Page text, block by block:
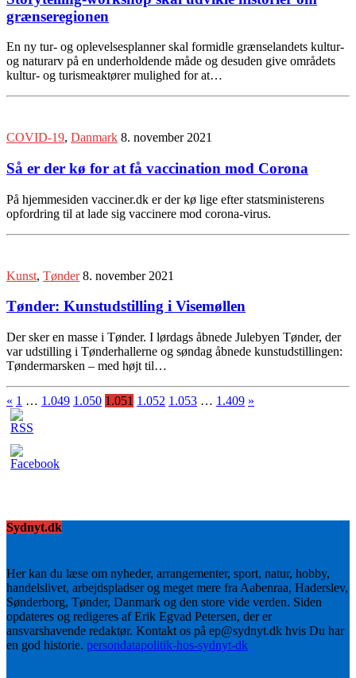
grænseregionen
En ny tur- og oplevelsesplanner skal formidle grænselandets kultur-
og naturarv på en underholdende måde og desuden give områdets
kultur- og turismeaktører mulighed for at…
COVID-19, Danmark 8. november 2021
Så er der kø for at få vaccination mod Corona
På hjemmesiden vacciner.dk er der kø lige efter statsministerens
opfordring til at lade sig vaccinere mod corona-virus.
Kunst, Tønder 8. november 2021
Tønder: Kunstudstilling i Visemøllen
Der sker en masse i Tønder. I lørdags åbnede Julebyen Tønder, der
var udstilling i Tønderhallerne og søndag åbnede kunstudstillingen:
Tøndermarsken – med højt til…
« 1 … 1.049 1.050 1.051 1.052 1.053 … 1.409 »
Sydnyt.dk
Her kan du læse om nyheder, arrangementer, sport, natur, hobby,
handelslivet, arbejdspladser og meget mere fra Aabenraa, Haderslev,
Sønderborg, Tønder, Danmark og den store vide verden. Siden
opdateres og redigeres af Erik Egvad Petersen, der er
ansvarshavende redaktør. Kontakt os på ep@sydnyt.dk hvis Du har
en god historie. persondatapolitik-hos-sydnyt-dk